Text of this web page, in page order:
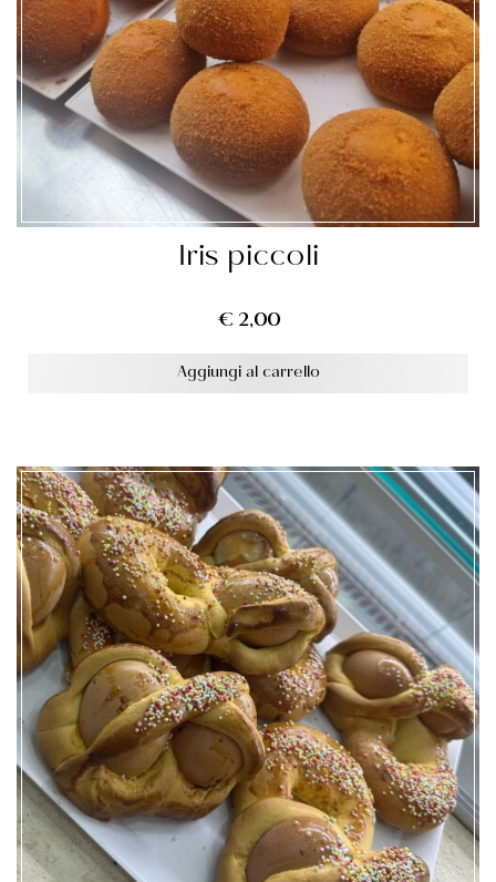
Iris piccoli
Aggiungi al carrello
€2,00